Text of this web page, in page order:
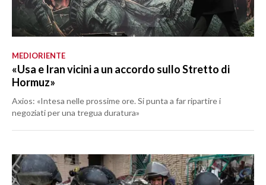
MEDIORIENTE
«Usa e Iran vicini a un accordo sullo Stretto di
Hormuz»
Axios: «Intesa nelle prossime ore. Si punta a far ripartire i
negoziati per una tregua duratura»